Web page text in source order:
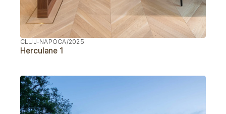
CLUJ-NAPOCA/2025
Herculane 1